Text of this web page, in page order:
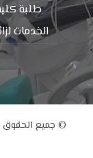
طلبة
الخدمات
© جميع الحقوق